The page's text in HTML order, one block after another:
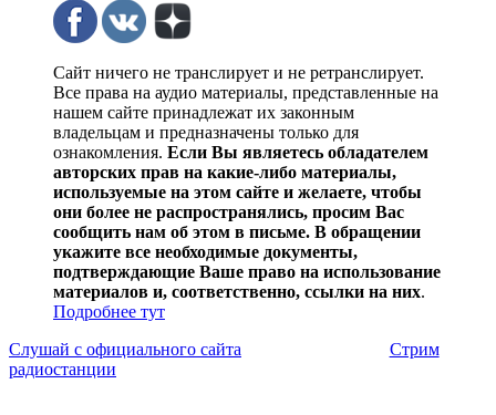
Сайт ничего не транслирует и не ретранслирует.
Все права на аудио материалы, представленные на
нашем сайте принадлежат их законным
владельцам и предназначены только для
ознакомления. Если Вы являетесь обладателем
авторских прав на какие-либо материалы,
используемые на этом сайте и желаете, чтобы
они более не распространялись, просим Вас
сообщить нам об этом в письме. В обращении
укажите все необходимые документы,
подтверждающие Ваше право на использование
материалов и, соответственно, ссылки на них.
Подробнее тут
Слушай с официального сайта
Стрим
радиостанции